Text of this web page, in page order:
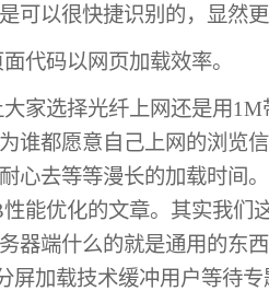
可以很快捷识别的，显然
码以网页加载效率。
选择光纤上网还是用1M
谁都愿意自己上网的浏览
心去等等漫长的加载时间
能优化的文章。其实我们
器端什么的就是通用的东
屏加载技术缓冲用户等待